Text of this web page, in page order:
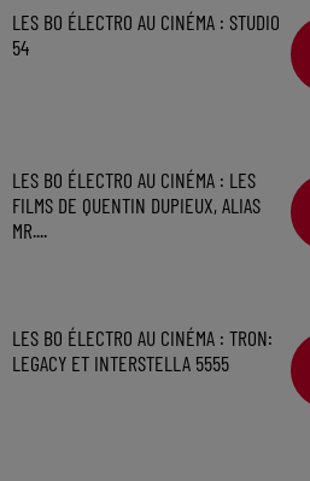
LES BO ÉLECTRO AU CINÉMA : STUDIO
54
LES BO ÉLECTRO AU CINÉMA : LES
FILMS DE QUENTIN DUPIEUX, ALIAS
MR....
LES BO ÉLECTRO AU CINÉMA : TRON:
LEGACY ET INTERSTELLA 5555